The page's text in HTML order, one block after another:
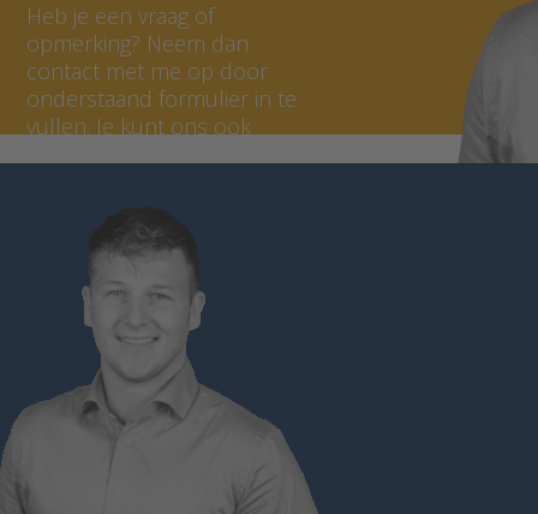
Heb je een vraag of
opmerking? Neem dan
contact met me op door
onderstaand formulier in te
vullen. Je kunt ons ook